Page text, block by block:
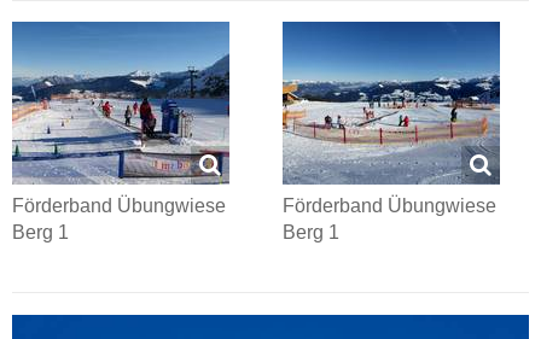
Förderband Übungwiese
Berg 1
Förderband Übungwiese
Berg 1